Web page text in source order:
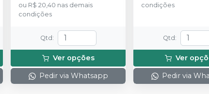
ou R$ 20,40 nas demais
condições
Qtd :
Ver opções
Pedir via Whatsapp
condições
Qtd :
Ver
Pedir via